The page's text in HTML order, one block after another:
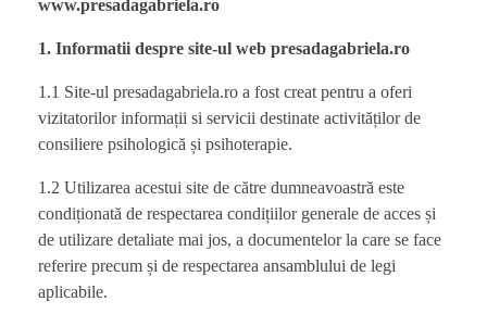
www.presadagabriela.ro
1. Informatii despre site-ul web presadagabriela.ro
1.1 Site-ul presadagabriela.ro a fost creat pentru a oferi
vizitatorilor informații si servicii destinate activităților de
consiliere psihologică și psihoterapie.
1.2 Utilizarea acestui site de către dumneavoastră este
condiționată de respectarea condițiilor generale de acces și
de utilizare detaliate mai jos, a documentelor la care se face
referire precum și de respectarea ansamblului de legi
aplicabile.